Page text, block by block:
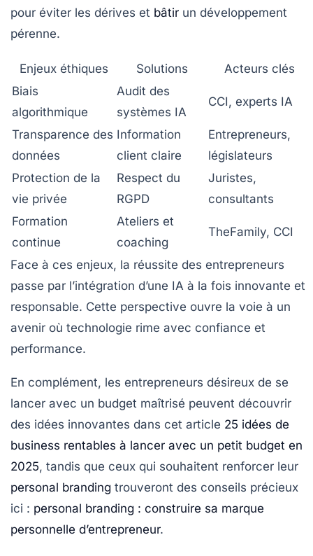
pour éviter les dérives et bâtir un développement
pérenne.
Enjeux éthiques Solutions
Acteurs clés
Biais
algorithmique
Audit des
systèmes IA
CCI, experts IA
Transparence des
données
Information
client claire
Entrepreneurs,
législateurs
Protection de la
vie privée
Respect du
RGPD
Juristes,
consultants
Formation
continue
Ateliers et
coaching
TheFamily, CCI
Face à ces enjeux, la réussite des entrepreneurs
passe par l’intégration d’une IA à la fois innovante et
responsable. Cette perspective ouvre la voie à un
avenir où technologie rime avec confiance et
performance.
En complément, les entrepreneurs désireux de se
lancer avec un budget maîtrisé peuvent découvrir
des idées innovantes dans cet article 25 idées de
business rentables à lancer avec un petit budget en
2025, tandis que ceux qui souhaitent renforcer leur
personal branding trouveront des conseils précieux
ici : personal branding : construire sa marque
personnelle d’entrepreneur.